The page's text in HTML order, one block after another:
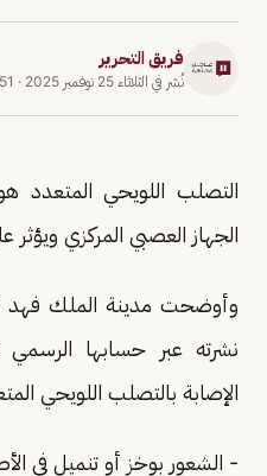
فريق التحرير
نُشر في الثلاثاء 25 نوفمبر 2025 ·
التصلب اللويحي
الجهاز العصبي المركزي ويؤثر
وأوضحت مدينة الملك فهد
نشرته عبر حسابها
الإصابة بالتصلب اللويحي
- الشعور بوخز أو تنميل في